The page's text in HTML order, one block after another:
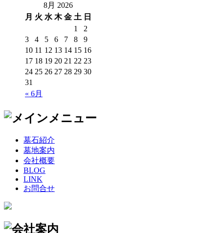
8月 2026
月 火 水 木 金 土 日
« 6月
1
2
3
4 5 6 7 8
9
10 11 12 13 14 15 16
17 18 19 20 21 22 23
24 25 26 27 28 29 30
31
墓石紹介
墓地案内
会社概要
BLOG
LINK
お問合せ